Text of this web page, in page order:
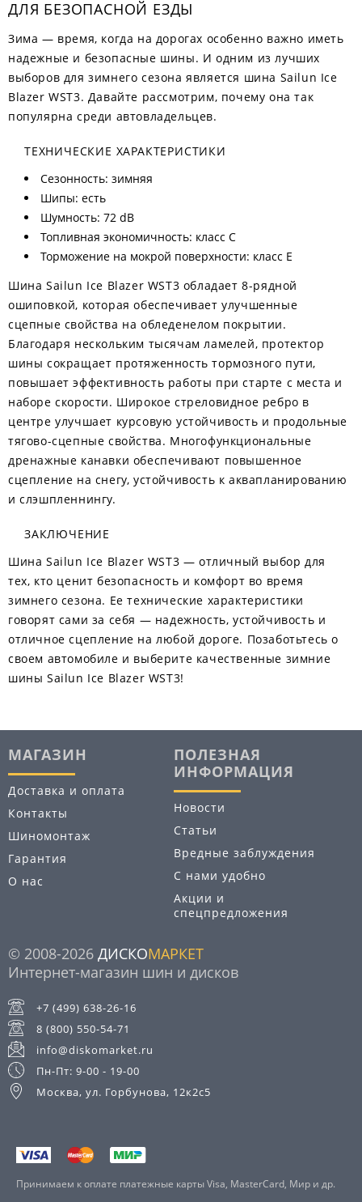
ДЛЯ БЕЗОПАСНОЙ ЕЗДЫ
Зима — время, когда на дорогах особенно важно иметь
надежные и безопасные шины. И одним из лучших
выборов для зимнего сезона является шина Sailun Ice
Blazer WST3. Давайте рассмотрим, почему она так
популярна среди автовладельцев.
ТЕХНИЧЕСКИЕ ХАРАКТЕРИСТИКИ
Сезонность: зимняя
Шипы: есть
Шумность: 72 dB
Топливная экономичность: класс C
Торможение на мокрой поверхности: класс E
Шина Sailun Ice Blazer WST3 обладает 8-рядной
ошиповкой, которая обеспечивает улучшенные
сцепные свойства на обледенелом покрытии.
Благодаря нескольким тысячам ламелей, протектор
шины сокращает протяженность тормозного пути,
повышает эффективность работы при старте с места и
наборе скорости. Широкое стреловидное ребро в
центре улучшает курсовую устойчивость и продольные
тягово-сцепные свойства. Многофункциональные
дренажные канавки обеспечивают повышенное
сцепление на снегу, устойчивость к аквапланированию
и слэшпленнингу.
ЗАКЛЮЧЕНИЕ
Шина Sailun Ice Blazer WST3 — отличный выбор для
тех, кто ценит безопасность и комфорт во время
зимнего сезона. Ее технические характеристики
говорят сами за себя — надежность, устойчивость и
отличное сцепление на любой дороге. Позаботьтесь о
своем автомобиле и выберите качественные зимние
шины Sailun Ice Blazer WST3!
МАГАЗИН
Доставка и оплата
Контакты
Шиномонтаж
Гарантия
О нас
ПОЛЕЗНАЯ
ИНФОРМАЦИЯ
Новости
Статьи
Вредные заблуждения
С нами удобно
Акции и
спецпредложения
© 2008-2026 ДИСКОМАРКЕТ
Интернет-магазин шин и дисков
+7 (499) 638-26-16
8 (800) 550-54-71
info@diskomarket.ru
Пн-Пт: 9-00 - 19-00
Москва, ул. Горбунова, 12к2с5
Принимаем к оплате платежные карты Visa, MasterCard, Мир и др.